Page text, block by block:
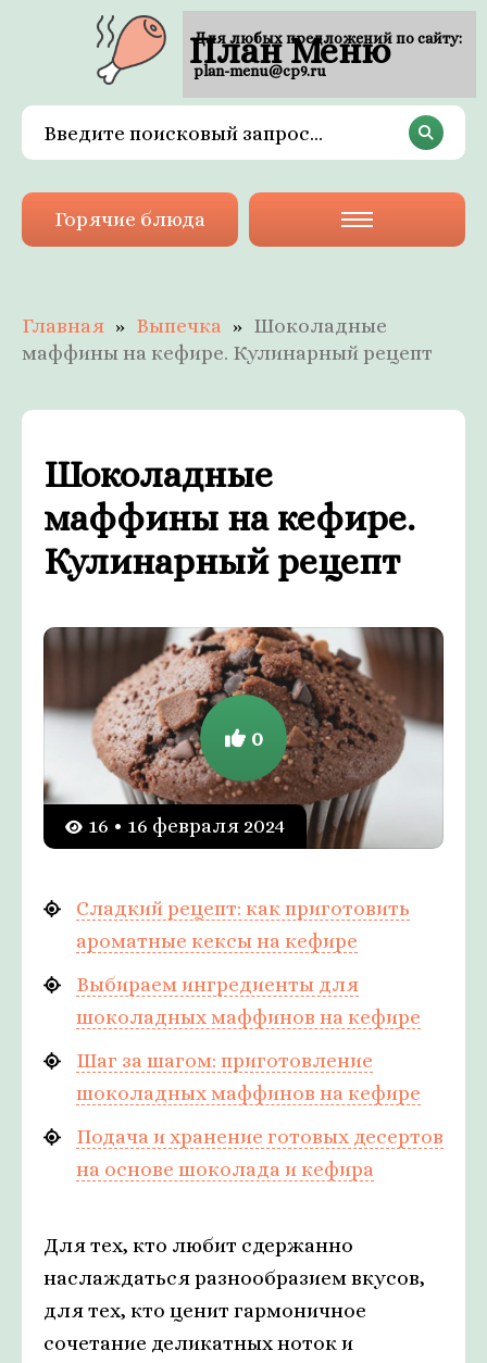
План Меню
Горячие блюда
Главная Выпечка
Шоколадные
маффины на кефире. Кулинарный рецепт
Шоколадные
маффины на кефире.
Кулинарный рецепт
16 • 16 февраля 2024
0
Сладкий рецепт: как приготовить
ароматные кексы на кефире
Выбираем ингредиенты для
шоколадных маффинов на кефире
Шаг за шагом: приготовление
шоколадных маффинов на кефире
Подача и хранение готовых десертов
на основе шоколада и кефира
Для тех, кто любит сдержанно
наслаждаться разнообразием вкусов,
для тех, кто ценит гармоничное
сочетание деликатных ноток и
Для любых предложений по сайту:
plan-menu@cp9.ru